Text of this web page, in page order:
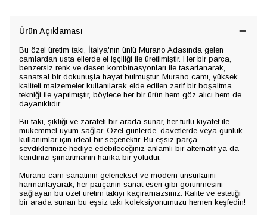
Ürün Açıklaması
Bu özel üretim takı, İtalya'nın ünlü Murano Adasında gelen
camlardan usta ellerde el işçiliği ile üretilmiştir. Her bir parça,
benzersiz renk ve desen kombinasyonları ile tasarlanarak,
sanatsal bir dokunuşla hayat bulmuştur. Murano camı, yüksek
kaliteli malzemeler kullanılarak elde edilen zarif bir boşaltma
tekniği ile yapılmıştır, böylece her bir ürün hem göz alıcı hem de
dayanıklıdır.
Bu takı, şıklığı ve zarafeti bir arada sunar, her türlü kıyafet ile
mükemmel uyum sağlar. Özel günlerde, davetlerde veya günlük
kullanımlar için ideal bir seçenektir. Bu eşsiz parça,
sevdiklerinize hediye edebileceğiniz anlamlı bir alternatif ya da
kendinizi şımartmanın harika bir yoludur.
Murano cam sanatının geleneksel ve modern unsurlarını
harmanlayarak, her parçanın sanat eseri gibi görünmesini
sağlayan bu özel üretim takıyı kaçıramazsınız. Kalite ve estetiği
bir arada sunan bu eşsiz takı koleksiyonumuzu hemen keşfedin!